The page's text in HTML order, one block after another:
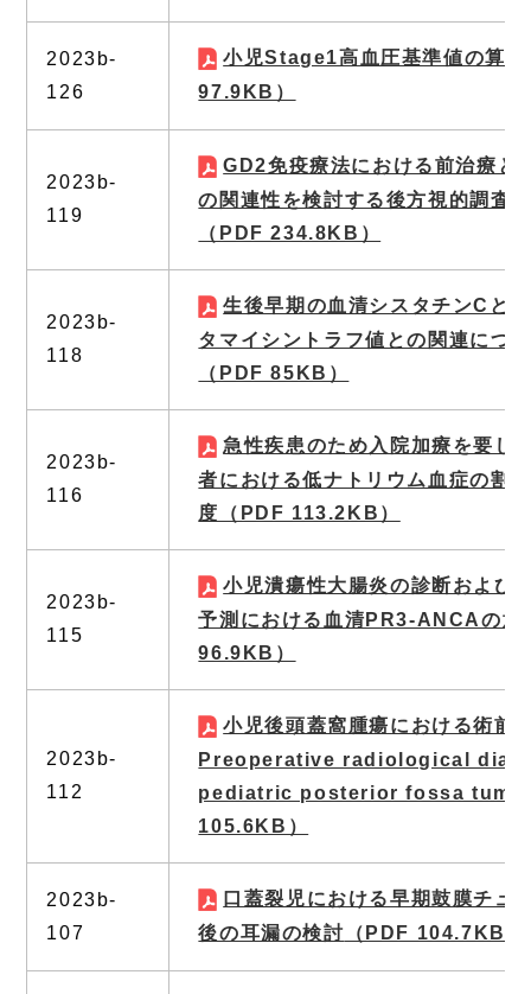
2023b-
126
小児Stage1高血圧基準値の算出
97.9KB）
2023b-
119
GD2免疫療法における前治療と
の関連性を検討する後方視的調査
（PDF 234.8KB）
2023b-
118
生後早期の血清シスタチンCと
タマイシントラフ値との関連につ
（PDF 85KB）
2023b-
116
急性疾患のため入院加療を要し
者における低ナトリウム血症の割
度
（PDF 113.2KB）
2023b-
115
小児潰瘍性大腸炎の診断および
予測における血清PR3-ANCAの意
96.9KB）
2023b-
112
小児後頭蓋窩腫瘍における術前
Preoperative radiological
pediatric posterior fossa
105.6KB）
2023b-
107
口蓋裂児における早期鼓膜チュ
後の耳漏の検討 （PDF 104.7KB）